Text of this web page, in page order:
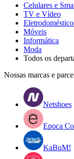
Celulares e
TV e Vídeo
Móveis
Informática
Moda
Todos os
Nossas marcas e
Netshoes
Epoca
KaBuM!